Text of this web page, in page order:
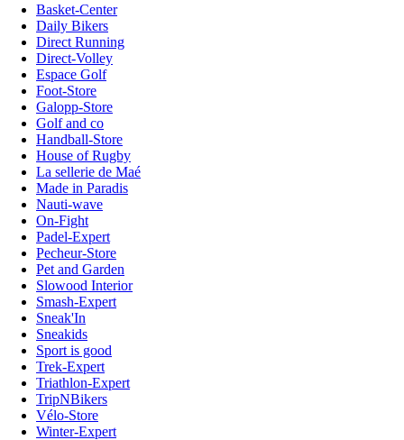
Basket-Center
Daily Bikers
Direct Running
Direct-Volley
Espace Golf
Foot-Store
Galopp-Store
Golf and co
Handball-Store
House of Rugby
La sellerie de Maé
Made in Paradis
Nauti-wave
On-Fight
Padel-Expert
Pecheur-Store
Pet and Garden
Slowood Interior
Smash-Expert
Sneak'In
Sneakids
Sport is good
Trek-Expert
Triathlon-Expert
TripNBikers
Vélo-Store
Winter-Expert